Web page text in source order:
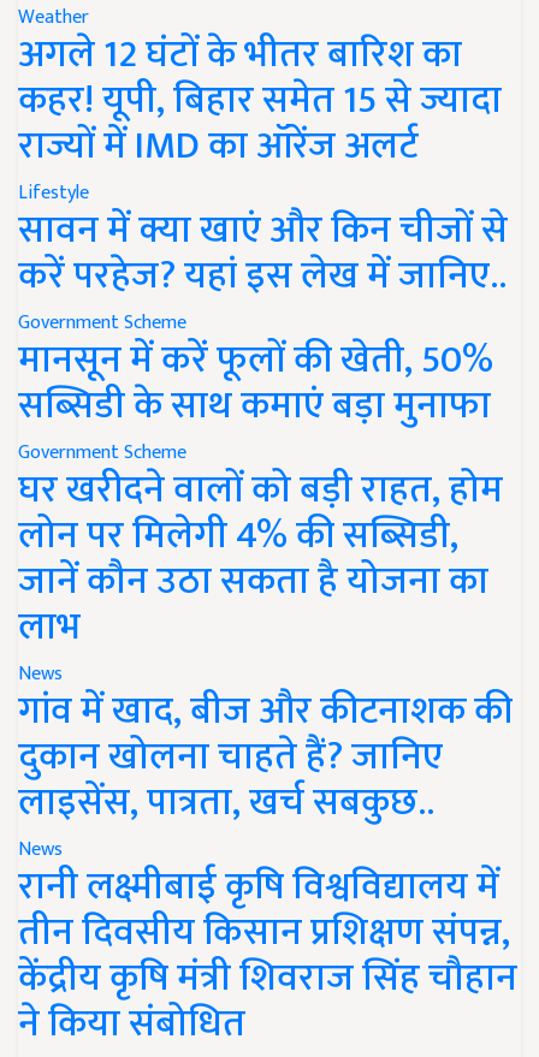
Weather
अगले 12 घंटों के भीतर बारिश का
कहर! यूपी, बिहार समेत 15 से ज्यादा
राज्यों में IMD का ऑरेंज अलर्ट
Lifestyle
सावन में क्या खाएं और किन चीजों से
करें परहेज? यहां इस लेख में जानिए..
Government Scheme
मानसून में करें फूलों की खेती, 50%
सब्सिडी के साथ कमाएं बड़ा मुनाफा
Government Scheme
घर खरीदने वालों को बड़ी राहत, होम
लोन पर मिलेगी 4% की सब्सिडी,
जानें कौन उठा सकता है योजना का
लाभ
News
गांव में खाद, बीज और कीटनाशक की
दुकान खोलना चाहते हैं? जानिए
लाइसेंस, पात्रता, खर्च सबकुछ..
News
रानी लक्ष्मीबाई कृषि विश्वविद्यालय में
तीन दिवसीय किसान प्रशिक्षण संपन्न,
केंद्रीय कृषि मंत्री शिवराज सिंह चौहान
ने किया संबोधित